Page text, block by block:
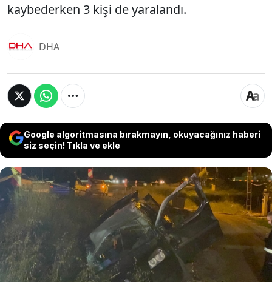
kaybederken 3 kişi de yaralandı.
DHA
Google algoritmasına bırakmayın, okuyacağınız haberi
siz seçin! Tıkla ve ekle
Kırıkkale’de meydana gelen kazada
hafif ticari araç devrildi. Kazada 1 kişi
hayatını kaybederken 3 kişi de
yaralandı.